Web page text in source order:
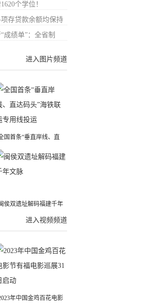
个学位！
存贷款余额均保持
成绩单”：全省制
进入图片频道
国首条“垂直岸线、直
码头”海铁联运专用线
运
侯双遗址解码福建千年
进入视频频道
年中国金鸡百花电影